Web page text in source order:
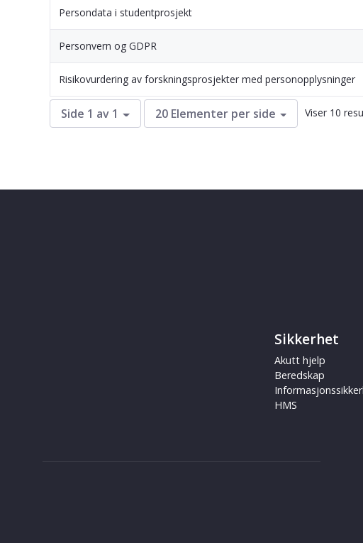
Persondata i studentprosjekt
Personvern og GDPR
Risikovurdering av forskningsprosjekter med personopplysninger
Side 1 av 1 20 Elementer per side Viser 10
Sikkerhet
Akutt hjelp
Beredskap
HMS